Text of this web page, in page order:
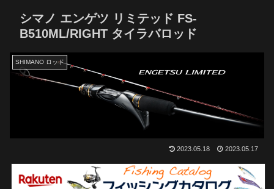
シマノ エンゲツ リミテッド FS-
B510ML/RIGHT タイラバロッド
SHIMANO ロッド
2023.05.18 2023.05.17